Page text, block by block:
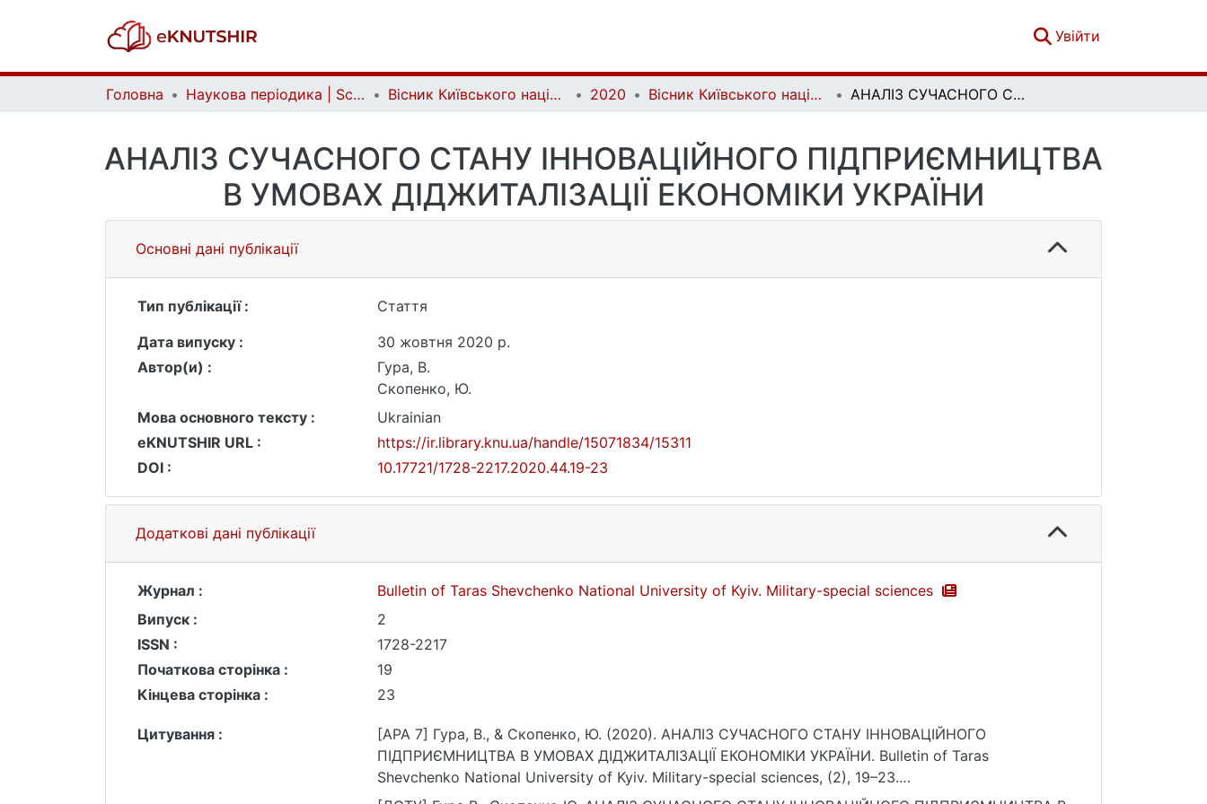
Увійти
Головна Наукова періодика | Scientific periodicals Вісник Київського національного університету імені Тараса Шевченка. Військово-спеціальні науки | Bulletin of Taras Shevchenko National University of Kyiv. Military-special sciences 2020 Вісник Київського національного університету імені Тараса Шевченка. Військово-спеціальні науки. Вип. 2 (44) АНАЛІЗ СУЧАСНОГО СТАНУ ІННОВАЦІЙНОГО ПІДПРИЄМНИЦТВА В УМОВАХ ДІДЖИТАЛІЗАЦІЇ ЕКОНОМІКИ УКРАЇНИ
АНАЛІЗ СУЧАСНОГО СТАНУ ІННОВАЦІЙНОГО ПІДПРИЄМНИЦТВА
В УМОВАХ ДІДЖИТАЛІЗАЦІЇ ЕКОНОМІКИ УКРАЇНИ
Основні дані публікації
Тип публікації :
Стаття
Дата випуску :
30 жовтня 2020 р.
Автор(и) :
Гура, В.
Скопенко, Ю.
Мова основного тексту :
Ukrainian
eKNUTSHIR URL :
https://ir.library.knu.ua/handle/15071834/15311
DOI :
10.17721/1728-2217.2020.44.19-23
Додаткові дані публікації
Журнал :
Bulletin of Taras Shevchenko National University of Kyiv. Military-special sciences
Випуск :
2
ISSN :
1728-2217
Початкова сторінка :
19
Кінцева сторінка :
23
Цитування :
[APA 7] Гура, В., & Скопенко, Ю. (2020). АНАЛІЗ СУЧАСНОГО СТАНУ ІННОВАЦІЙНОГО
ПІДПРИЄМНИЦТВА В УМОВАХ ДІДЖИТАЛІЗАЦІЇ ЕКОНОМІКИ УКРАЇНИ. Bulletin of Taras
Shevchenko National University of Kyiv. Military-special sciences, (2), 19–23.
https://doi.org/10.17721/1728-2217.2020.44.19-23